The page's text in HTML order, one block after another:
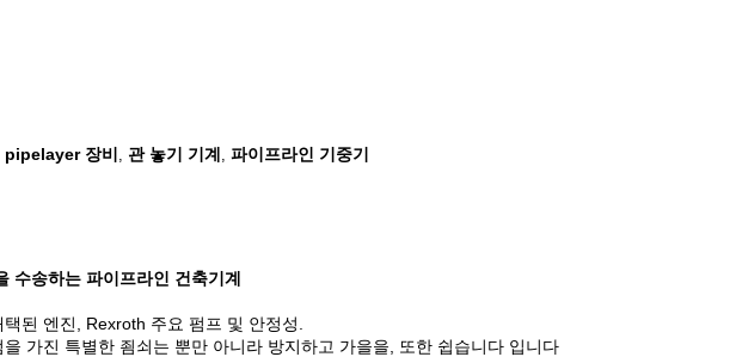
pipelayer 장비 , 관 놓기 기계 , 파이프라인 기중기
수송하는 파이프라인 건축기계
된 엔진, Rexroth 주요 펌프 및 안정성.
가진 특별한 죔쇠는 뿐만 아니라 방지하고 가을을, 또한 쉽습니다 입니다